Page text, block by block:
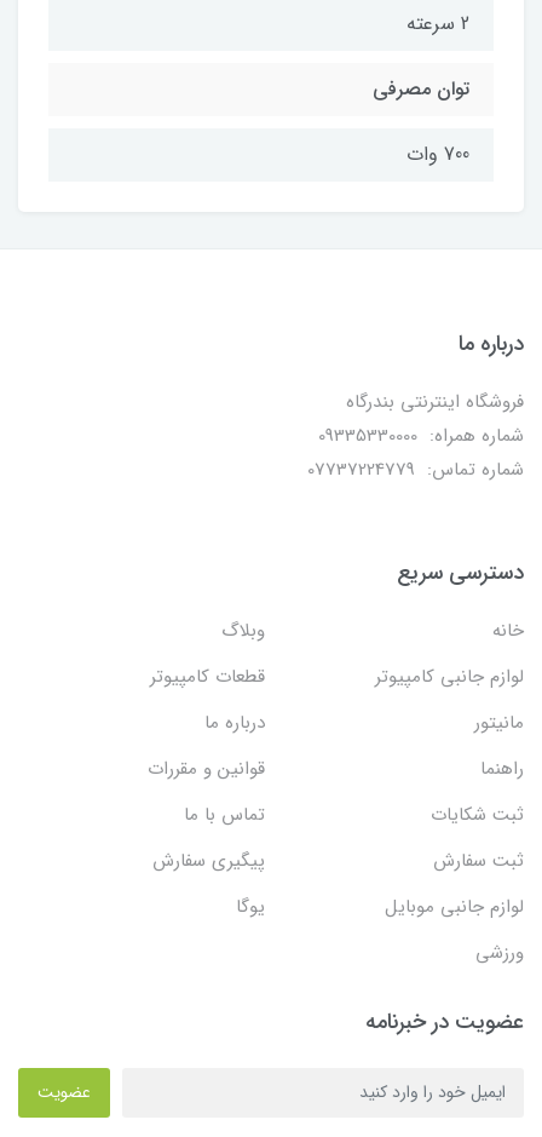
2 سرعته
توان مصرفی
700 وات
درباره ما
فروشگاه اینترنتی بندرگاه
شماره همراه: 09335330000
شماره تماس: 07737224779
دسترسی سریع
خانه
وبلاگ
لوازم جانبی کامپیوتر
قطعات کامپیوتر
مانیتور
درباره ما
راهنما
قوانین و مقررات
ثبت شکایات
تماس با ما
ثبت سفارش
پیگیری سفارش
لوازم جانبی موبایل
یوگا
ورزشی
عضویت در خبرنامه
عضویت